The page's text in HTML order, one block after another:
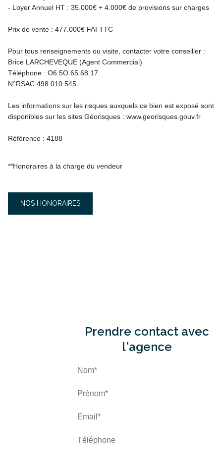
- Loyer Annuel HT : 35.000€ + 4.000€ de provisions sur charges
Prix de vente : 477.000€ FAI TTC
Pour tous renseignements ou visite, contacter votre conseiller :
Brice LARCHEVEQUE (Agent Commercial)
Téléphone : O6.5O.65.68.17
N°RSAC 498 010 545
Les informations sur les risques auxquels ce bien est exposé sont
disponibles sur les sites Géorisques : www.georisques.gouv.fr
Référence : 4188
**Honoraires à la charge du vendeur
NOS HONORAIRES
Prendre contact avec
l'agence